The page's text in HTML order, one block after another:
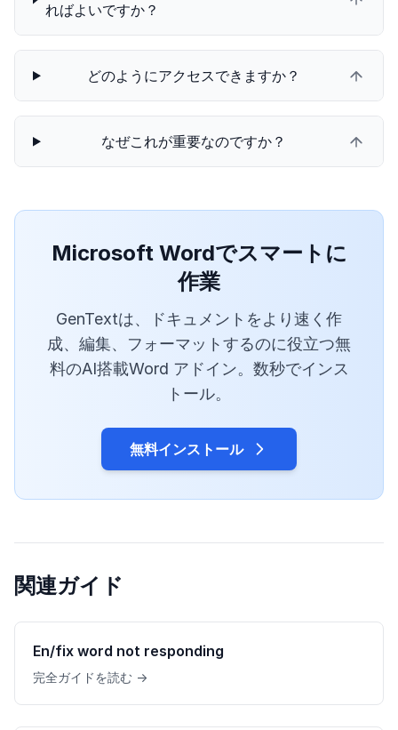
ればよいですか？
どのようにアクセスできますか？
なぜこれが重要なのですか？
Microsoft Wordでスマートに
作業
GenTextは、ドキュメントをより速く作
成、編集、フォーマットするのに役立つ無
料のAI搭載Word アドイン。数秒でインス
トール。
無料インストール
関連ガイド
En/fix word not responding
完全ガイドを読む →